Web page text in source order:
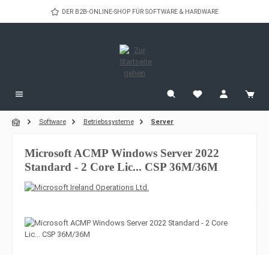
Zum Hauptinhalt springenDER B2B-ONLINE-SHOP FÜR SOFTWARE & HARDWARE
Software Betriebssysteme Server
Microsoft ACMP Windows Server 2022
Standard - 2 Core Lic... CSP 36M/36M
Bildergalerie überspringen